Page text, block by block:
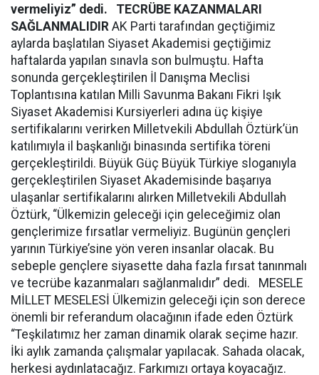
vermeliyiz” dedi.
TECRÜBE KAZANMALARI
SAĞLANMALIDIR AK Parti tarafından geçtiğimiz
aylarda başlatılan Siyaset Akademisi geçtiğimiz
haftalarda yapılan sınavla son bulmuştu. Hafta
sonunda gerçekleştirilen İl Danışma Meclisi
Toplantısına katılan Milli Savunma Bakanı Fikri Işık
Siyaset Akademisi Kursiyerleri adına üç kişiye
sertifikalarını verirken Milletvekili Abdullah Öztürk’ün
katılımıyla il başkanlığı binasında sertifika töreni
gerçekleştirildi. Büyük Güç Büyük Türkiye sloganıyla
gerçekleştirilen Siyaset Akademisinde başarıya
ulaşanlar sertifikalarını alırken Milletvekili Abdullah
Öztürk, “Ülkemizin geleceği için geleceğimiz olan
gençlerimize fırsatlar vermeliyiz. Bugünün gençleri
yarının Türkiye’sine yön veren insanlar olacak. Bu
sebeple gençlere siyasette daha fazla fırsat tanınmalı
ve tecrübe kazanmaları sağlanmalıdır” dedi. MESELE
MİLLET MESELESİ Ülkemizin geleceği için son derece
önemli bir referandum olacağının ifade eden Öztürk
“Teşkilatımız her zaman dinamik olarak seçime hazır.
İki aylık zamanda çalışmalar yapılacak. Sahada olacak,
herkesi aydınlatacağız. Farkımızı ortaya koyacağız.